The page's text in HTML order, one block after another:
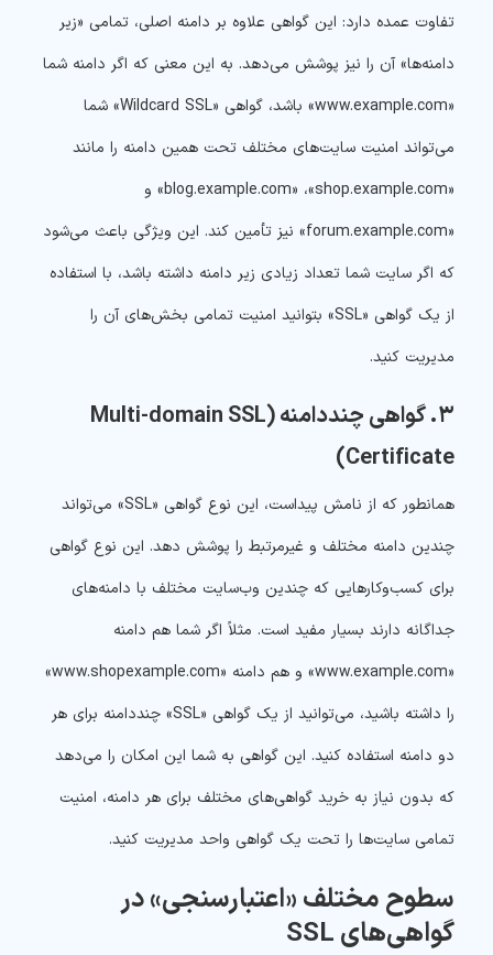
تفاوت عمده دارد: این گواهی علاوه بر دامنه اصلی، تمامی «زیر
دامنه‌ها» آن را نیز پوشش می‌دهد. به این معنی که اگر دامنه شما
«www.example.com» باشد، گواهی «Wildcard SSL» شما
می‌تواند امنیت سایت‌های مختلف تحت همین دامنه را مانند
«blog.example.com» ،«shop.example.com» و
«forum.example.com» نیز تأمین کند. این ویژگی باعث می‌شود
که اگر سایت شما تعداد زیادی زیر دامنه داشته باشد، با استفاده
از یک گواهی «SSL» بتوانید امنیت تمامی بخش‌های آن را
مدیریت کنید.
۳. گواهی چنددامنه (Multi-domain SSL
Certificate)
همانطور که از نامش پیداست، این نوع گواهی «SSL» می‌تواند
چندین دامنه مختلف و غیرمرتبط را پوشش دهد. این نوع گواهی
برای کسب‌وکارهایی که چندین وب‌سایت مختلف با دامنه‌های
جداگانه دارند بسیار مفید است. مثلاً اگر شما هم دامنه
«www.example.com» و هم دامنه «www.shopexample.com»
را داشته باشید، می‌توانید از یک گواهی «SSL» چنددامنه برای هر
دو دامنه استفاده کنید. این گواهی به شما این امکان را می‌دهد
که بدون نیاز به خرید گواهی‌های مختلف برای هر دامنه، امنیت
تمامی سایت‌ها را تحت یک گواهی واحد مدیریت کنید.
سطوح مختلف «اعتبارسنجی» در
گواهی‌های SSL